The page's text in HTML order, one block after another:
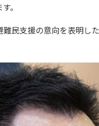
。
民支援の意向を表明し